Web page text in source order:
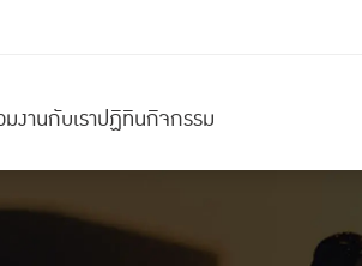
มงานกับเราปฏิทินกิจกรรม